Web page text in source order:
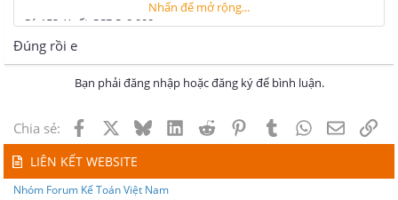
Có 153: Xuất CCDC: 8.000
BT2. Phản ánh gía trị một lần xuất dùng:
Nợ 627 – PX2: 2.000 (=8.000/4 )
Có 242: 2000
làm như thế này đúng k c
Nhấn để mở rộng...
Đúng rồi e
Bạn phải đăng nhập hoặc đăng ký để bình luận.
Chia sẻ: Facebook BlueskyLinkedInReddit PinterestTumblrWhatsApp
Email
LIÊN KẾT WEBSITE
Nhóm Forum Kế Toán Việt Nam